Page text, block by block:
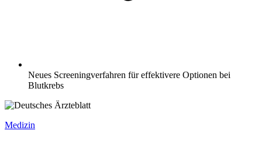
Neues Screeningverfahren für effektivere Optionen bei
Blutkrebs
Medizin